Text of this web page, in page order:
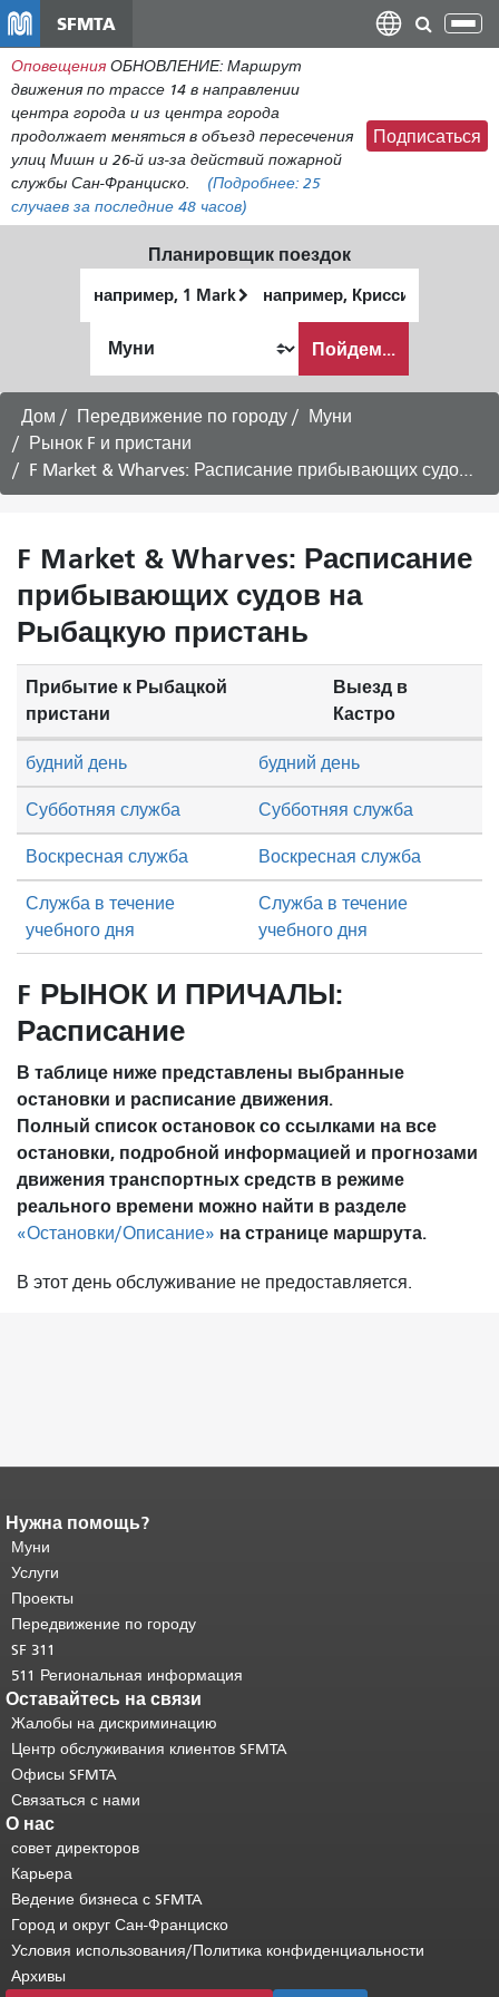
общему
содержанию
SFMTA
Оповещения ОБНОВЛЕНИЕ: Маршрут
движения по трассе 14 в направлении
центра города и из центра города
продолжает меняться в объезд пересечения
улиц Мишн и 26-й из-за действий пожарной
службы Сан-Франциско.
(Подробнее: 25
случаев за последние 48 часов)
Подписаться
Планировщик поездок
местоположение
окончания
хочу
путешествовать
Пойдем...
Дом Передвижение по городу
Муни
Рынок F и пристани
F Market & Wharves: Расписание прибывающих судов на Рыбацкую пристань
F Market & Wharves: Расписание
прибывающих судов на
Рыбацкую пристань
Прибытие к Рыбацкой
пристани
Выезд в
Кастро
Субботняя служба Субботняя служба
Воскресная служба Воскресная служба
будний день будний день
Служба в течение
учебного дня
Служба в течение
учебного дня
F РЫНОК И ПРИЧАЛЫ:
Расписание
В таблице ниже представлены выбранные
остановки и расписание движения.
Полный список остановок со ссылками на все
остановки, подробной информацией и прогнозами
движения транспортных средств в режиме
реального времени можно найти в разделе
«Остановки/Описание» на странице маршрута.
В этот день обслуживание не предоставляется.
Конец содержимого
страницы.
страницы повторяется на каждой
странице.
основного содержимого .
Нужна помощь?
Муни
Услуги
Проекты
Передвижение по городу
SF 311
511 Региональная информация
Оставайтесь на связи
Жалобы на дискриминацию
Центр обслуживания клиентов SFMTA
Офисы SFMTA
Связаться с нами
О нас
совет директоров
Карьера
Ведение бизнеса с SFMTA
Город и округ Сан-Франциско
Условия использования/Политика конфиденциальности
Архивы